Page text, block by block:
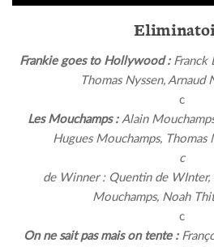
Frankie goes to Hollywood : Franck
Thomas Nyssen, Arnaud
c
Les Mouchamps : Alain
Hugues Mouchamps, Thomas
c
de Winner : Quentin de
Mouchamps, Noah
c
On ne sait pas mais on tente :